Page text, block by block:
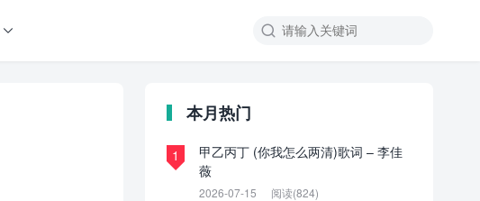

本月热门
1
甲乙丙丁 (你我怎么两清)歌词 – 李佳
薇
2026-07-15 阅读(824)